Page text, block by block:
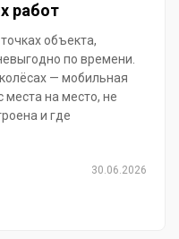
работ
объекта,
по времени.
— мобильная
на место, не
и где
30.06.2026